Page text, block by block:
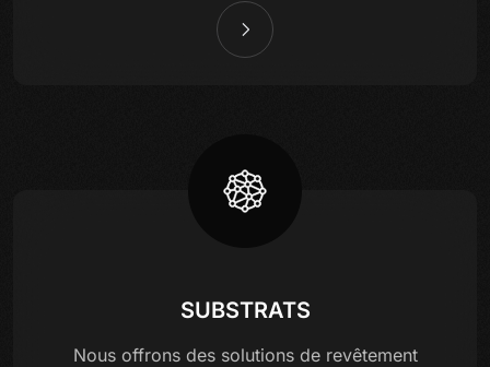
SUBSTRATS
Nous offrons des solutions de revêtement